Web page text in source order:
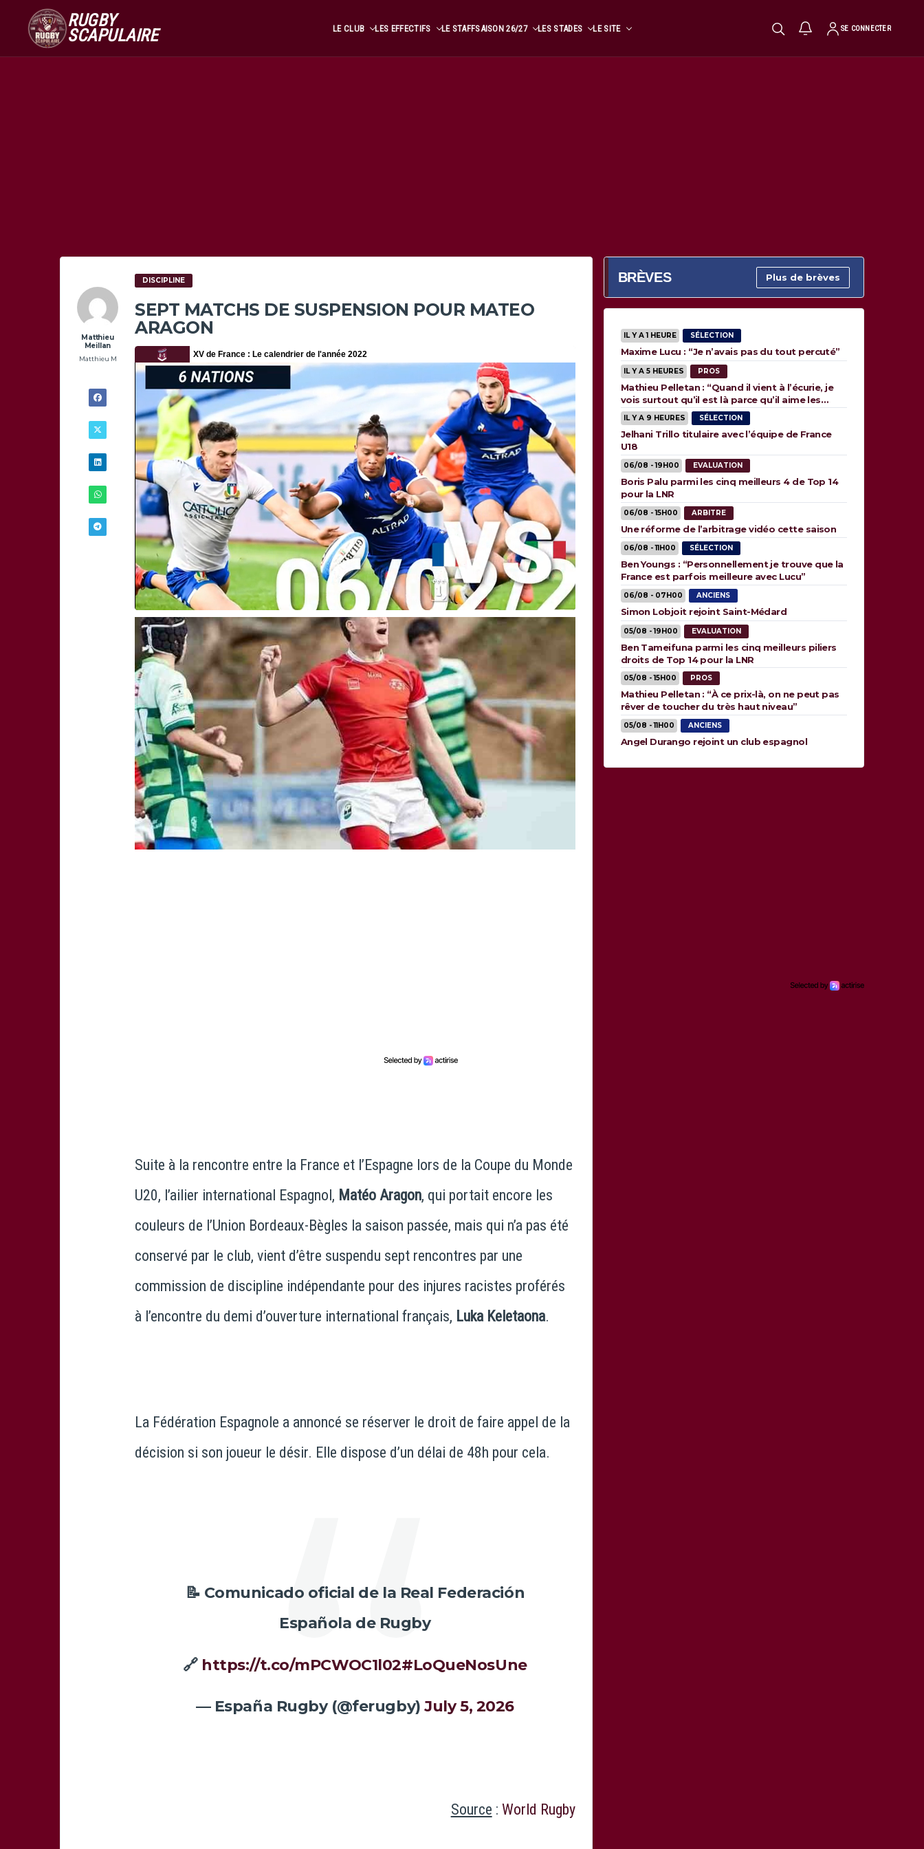
RUGBY
SCAPULAIRE LE CLUB LES EFFECTIFS LE STAFFSAISON 26/27 LES STADES LE SITE SE CONNECTER
Matthieu
Meillan
Matthieu M
DISCIPLINE
SEPT MATCHS DE SUSPENSION POUR MATEO
ARAGON
Suite à la rencontre entre la France et l’Espagne lors de la Coupe du Monde
U20, l’ailier international Espagnol, Matéo Aragon, qui portait encore les
couleurs de l’Union Bordeaux-Bègles la saison passée, mais qui n’a pas été
conservé par le club, vient d’être suspendu sept rencontres par une
commission de discipline indépendante pour des injures racistes proférés
à l’encontre du demi d’ouverture international français, Luka Keletaona.
La Fédération Espagnole a annoncé se réserver le droit de faire appel de la
décision si son joueur le désir. Elle dispose d’un délai de 48h pour cela.
📝 Comunicado oficial de la Real Federación
Española de Rugby
🔗 https://t.co/mPCWOC1l02#LoQueNosUne
— España Rugby (@ferugby)July 5, 2026
Source : World Rugby
BRÈVES Plus de brèves
IL Y A 1 HEURE SÉLECTION
Maxime Lucu : “Je n’avais pas du tout percuté”
IL Y A 5 HEURES PROS
Mathieu Pelletan : “Quand il vient à l’écurie, je
vois surtout qu’il est là parce qu’il aime les
animaux”
IL Y A 9 HEURES SÉLECTION
Jelhani Trillo titulaire avec l’équipe de France
U18
06/08 - 19H00 EVALUATION
Boris Palu parmi les cinq meilleurs 4 de Top 14
pour la LNR
06/08 - 15H00 ARBITRE
Une réforme de l’arbitrage vidéo cette saison
06/08 - 11H00 SÉLECTION
Ben Youngs : “Personnellement je trouve que la
France est parfois meilleure avec Lucu”
06/08 - 07H00 ANCIENS
Simon Lobjoit rejoint Saint-Médard
05/08 - 19H00 EVALUATION
Ben Tameifuna parmi les cinq meilleurs piliers
droits de Top 14 pour la LNR
05/08 - 15H00 PROS
Mathieu Pelletan : “À ce prix-là, on ne peut pas
rêver de toucher du très haut niveau”
05/08 - 11H00 ANCIENS
Angel Durango rejoint un club espagnol